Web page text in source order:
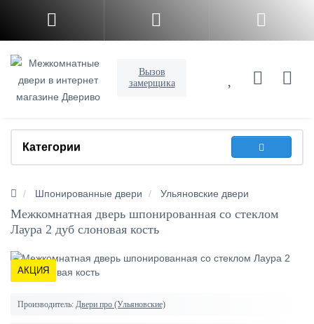
Вызов
замерщика
Категории
Шпонированные двери Ульяновские двери
Межкомнатная дверь шпонированная со стеклом
Лаура 2 дуб слоновая кость
АКЦИЯ
Производитель: Двери про (Ульяновские)